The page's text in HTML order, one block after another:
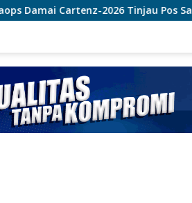
Pos Satgas Kepolisian Ops